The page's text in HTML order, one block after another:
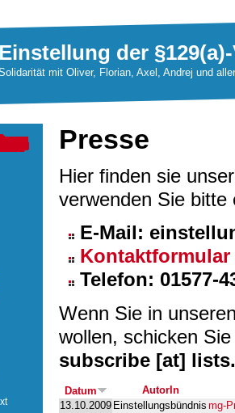
Einstellung der
mit Oliver, Florian, Axel, Andrej und
Presse
Hier finden sie
verwenden Sie bitte
E-Mail:
Kontaktformular
Telefon: 01577-
Wenn Sie in
wollen, schicken
subscribe [at]
Datum
AutorIn
13.10.2009 Einstellungsbündnis mg-